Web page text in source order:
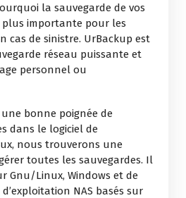
la sauvegarde de vos
plus importante pour les
cas de sinistre. UrBackup est
réseau puissante et
personnel ou
bonne poignée de
dans le logiciel de
nous trouverons une
toutes les sauvegardes. Il
Gnu/Linux, Windows et de
NAS basés sur